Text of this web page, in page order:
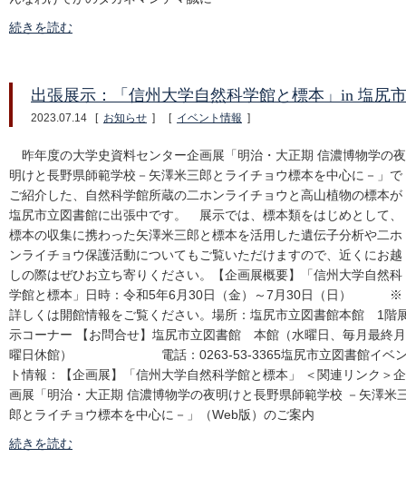
続きを読む
出張展示：「信州大学自然科学館と標本」in 塩尻
2023.07.14 [ お知らせ ] [ イベント情報 ]
昨年度の大学史資料センター企画展「明治・大正期 信濃博物学の夜
明けと長野県師範学校－矢澤米三郎とライチョウ標本を中心に－」で
ご紹介した、自然科学館所蔵の二ホンライチョウと高山植物の標本が
塩尻市立図書館に出張中です。 展示では、標本類をはじめとして、
標本の収集に携わった矢澤米三郎と標本を活用した遺伝子分析や二ホ
ンライチョウ保護活動についてもご覧いただけますので、近くにお越
しの際はぜひお立ち寄りください。【企画展概要】「信州大学自然科
学館と標本」日時：令和5年6月30日（金）～7月30日（日） ※
詳しくは開館情報をご覧ください。場所：塩尻市立図書館本館 1階
示コーナー 【お問合せ】塩尻市立図書館 本館（水曜日、毎月最終月
曜日休館） 電話：0263-53-3365塩尻市立図書館イベ
ト情報：【企画展】「信州大学自然科学館と標本」 ＜関連リンク＞企
画展「明治・大正期 信濃博物学の夜明けと長野県師範学校 －矢澤米
郎とライチョウ標本を中心に－」（Web版）のご案内
続きを読む